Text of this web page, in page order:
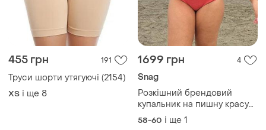
Труси шорти утягуючі (2154)
і ще
Snag
Розкішний брендовий
купальник на пишну красу
i'll be right here swimsuit у
кораловому кольор
58-60 і ще 1